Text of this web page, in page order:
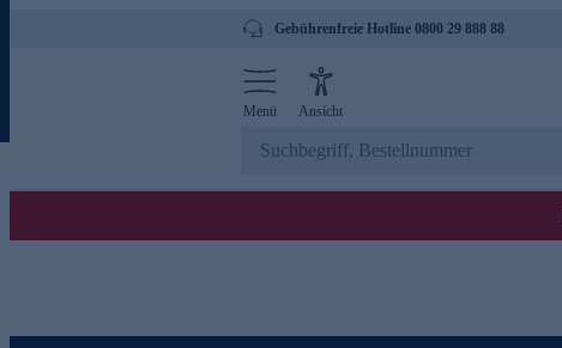
Gebührenfreie Hotline 0800 29 888 88
Menü Ansicht